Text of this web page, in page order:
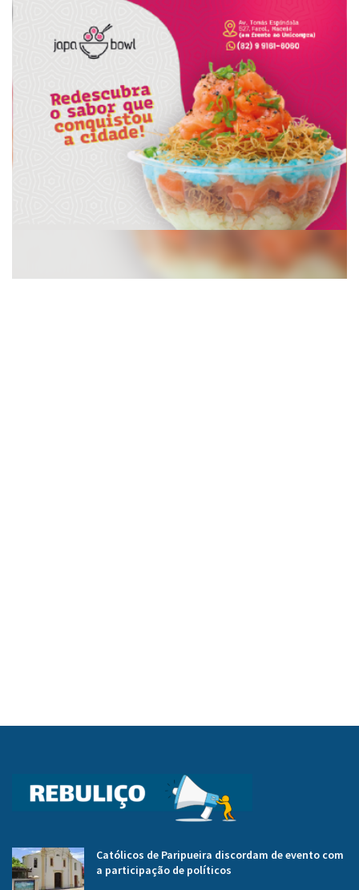
Católicos de Paripueira discordam de evento com
a participação de políticos